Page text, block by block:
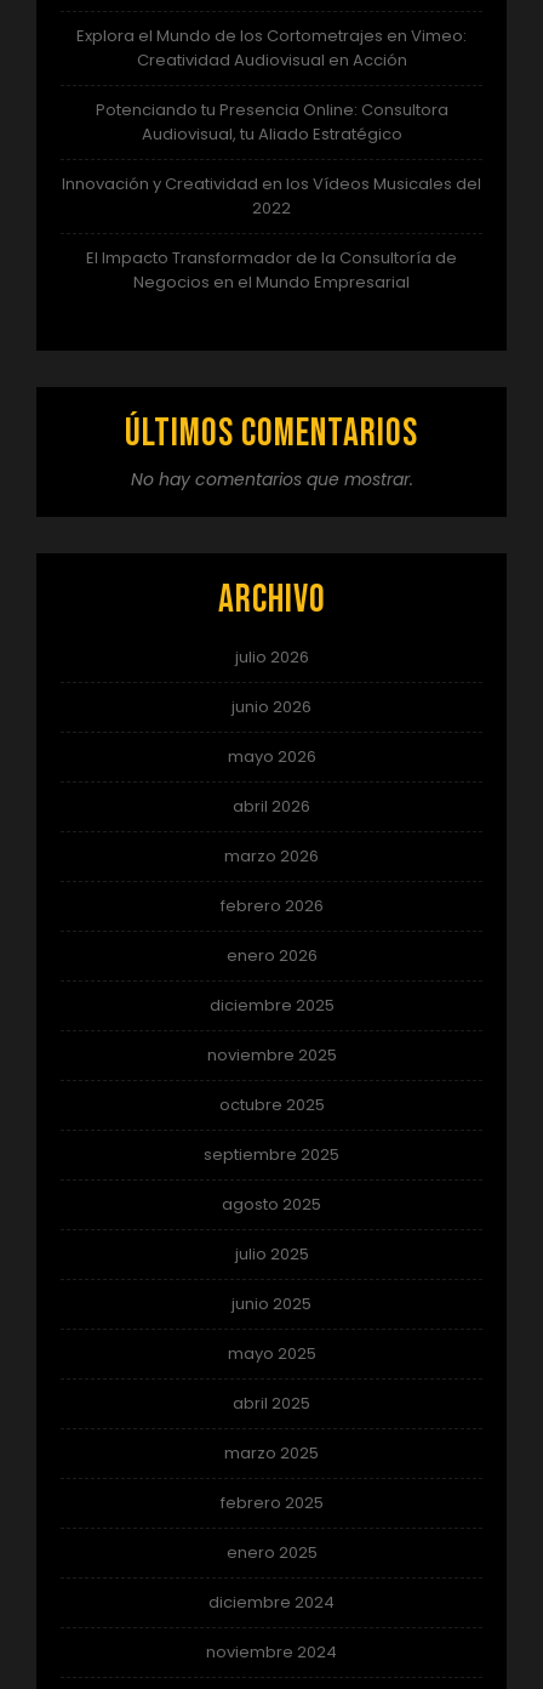
Explora el Mundo de los Cortometrajes en Vimeo:
Creatividad Audiovisual en Acción
Potenciando tu Presencia Online: Consultora
Audiovisual, tu Aliado Estratégico
Innovación y Creatividad en los Vídeos Musicales del
2022
El Impacto Transformador de la Consultoría de
Negocios en el Mundo Empresarial
Últimos comentarios
No hay comentarios que mostrar.
Archivo
julio 2026
junio 2026
mayo 2026
abril 2026
marzo 2026
febrero 2026
enero 2026
diciembre 2025
noviembre 2025
octubre 2025
septiembre 2025
agosto 2025
julio 2025
junio 2025
mayo 2025
abril 2025
marzo 2025
febrero 2025
enero 2025
diciembre 2024
noviembre 2024